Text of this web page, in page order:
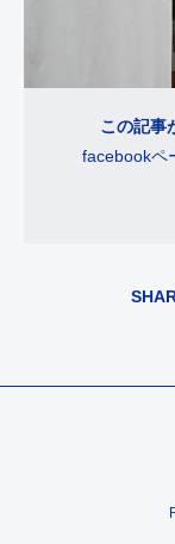
この記事
facebookペ